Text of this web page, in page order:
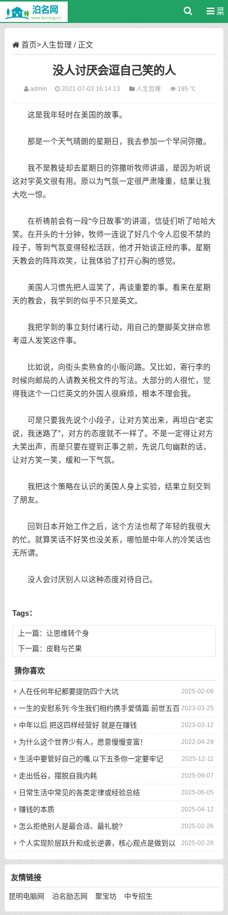
菜
首页>人生哲理 / 正文
没人讨厌会逗自己笑的人
admin 2021-07-03 16:14:13 人生哲理 195 ℃
这是我年轻时在美国的故事。
那是一个天气晴朗的星期日，我去参加一个早间弥撒。
我不是教徒却去星期日的弥撒听牧师讲道，是因为听说
这对学英文很有用。原以为气氛一定很严肃隆重，结果让我
大吃一惊。
在祈祷前会有一段“今日故事”的讲道，信徒们听了哈哈大
笑。在开头的十分钟，牧师一连说了好几个令人忍俊不禁的
段子，等到气氛变得轻松活跃，他才开始谈正经的事。星期
天教会的阵阵欢笑，让我体验了打开心胸的感觉。
美国人习惯先把人逗笑了，再谈重要的事。看来在星期
天的教会，我学到的似乎不只是英文。
我把学到的事立刻付诸行动，用自己的蹩脚英文拼命思
考逗人发笑这件事。
比如说，向街头卖熟食的小贩问路。又比如，寄行李的
时候向邮局的人请教关税文件的写法。大部分的人很忙，觉
得我这个一口烂英文的外国人很麻烦，根本不理会我。
可是只要我先说个小段子，让对方笑出来，再坦白“老实
说，我迷路了”，对方的态度就不一样了。不是一定得让对方
大笑出声，而是只要在提到正事之前，先说几句幽默的话，
让对方笑一笑，缓和一下气氛。
我把这个策略在认识的美国人身上实验，结果立刻交到
了朋友。
回到日本开始工作之后，这个方法也帮了年轻的我很大
的忙。就算笑话不好笑也没关系，哪怕是中年人的冷笑话也
无所谓。
没人会讨厌别人以这种态度对待自己。
Tags：
上一篇： 让思维转个身
下一篇： 皮鞋与芒果
猜你喜欢
2025-02-06
人在任何年纪都要提防四个大坑
2023-03-25
一生的安慰系列:今生我们相约携手爱情篇:前世五百
次的回眸才换来今生的相遇
2023-03-12
中年以后 把这四样经营好 就是在赚钱
2022-04-29
为什么这个世界少有人，愿意慢慢变富！
2025-12-11
生活中要管好自己的嘴,以下五条你一定要牢记
2025-09-07
走出低谷，摆脱自我内耗
2025-06-05
日常生活中常见的各类定律或经验总结
2025-04-12
赚钱的本质
2025-02-26
怎么拒绝别人是最合适、最礼貌?
2025-02-26
个人实现阶层跃升和成长逆袭，核心观点是做到以
下八件事
友情链接
昆明电脑网 泊名励志网 聚宝坊 中专招生